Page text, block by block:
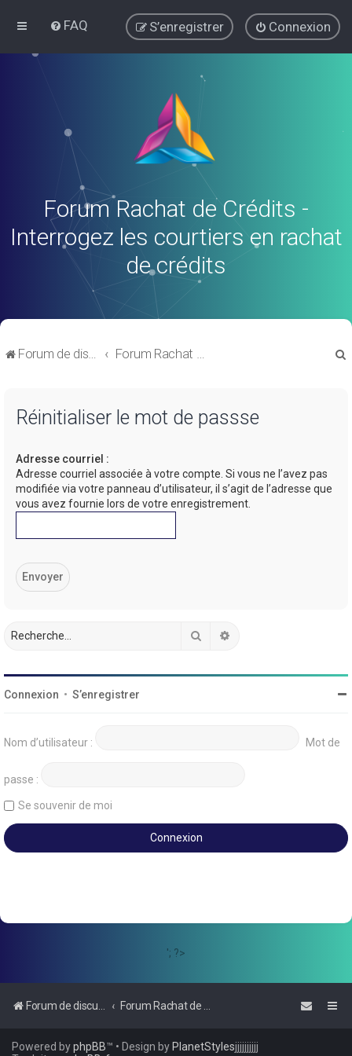
FAQ Connexion
S’enregistrer
Forum Rachat de Crédits -
Interrogez les courtiers en rachat
de crédits
Forum de discussions sur le Regroupement de Crédits et le Rachat de Crédits Forum Rachat de Crédits
Réinitialiser le mot de passse
Adresse courriel :
Adresse courriel associée à votre compte. Si vous ne l’avez pas
modifiée via votre panneau d’utilisateur, il s’agit de l’adresse que
vous avez fournie lors de votre enregistrement.
Rechercher
Connexion • S’enregistrer
Nom d’utilisateur : Mot de
passe :
Se souvenir de moi
'; ?>
Forum de discussions sur le Regroupement de Crédits et le Rachat de Crédits
Powered byphpBB™ • Design byPlanetStylesjjjjjjjjjj